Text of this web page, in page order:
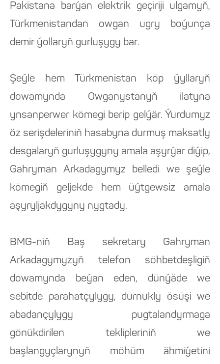
Pakistana barýan elektrik geçiriji ulgamyň,
Türkmenistandan owgan ugry boýunça
demir ýollaryň gurluşygy bar.
Şeýle hem Türkmenistan köp ýyllaryň
dowamynda Owganystanyň ilatyna
ynsanperwer kömegi berip gelýär. Ýurdumyz
öz serişdeleriniň hasabyna durmuş maksatly
desgalaryň gurluşygyny amala aşyrýar diýip,
Gahryman Arkadagymyz belledi we şeýle
kömegiň geljekde hem üýtgewsiz amala
aşyryljakdygyny nygtady.
BMG-niň Baş sekretary Gahryman
Arkadagymyzyň telefon söhbetdeşligiň
dowamynda beýan eden, dünýäde we
sebitde parahatçylygy, durnukly ösüşi we
abadançylygy pugtalandyrmaga
gönükdirilen teklipleriniň we
başlangyçlarynyň möhüm ähmiýetini